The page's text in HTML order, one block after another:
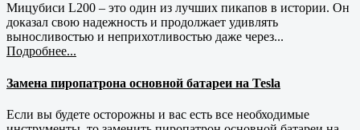
Мицубиси L200 – это один из лучших пикапов в истории. Он
доказал свою надежность и продолжает удивлять
выносливостью и неприхотливостью даже через...
Подробнее...
Замена пиропатрона основной батареи на Tesla
Если вы будете осторожны и вас есть все необходимые